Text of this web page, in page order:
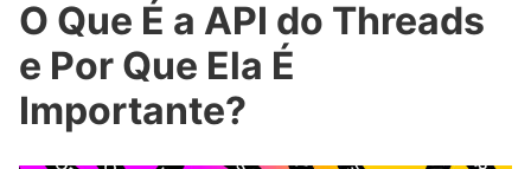
O Que É a API do Threads
e Por Que Ela É
Importante?